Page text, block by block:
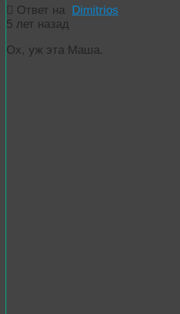
Ответ на Dimitrios
5 лет назад
Ох, уж эта Маша.